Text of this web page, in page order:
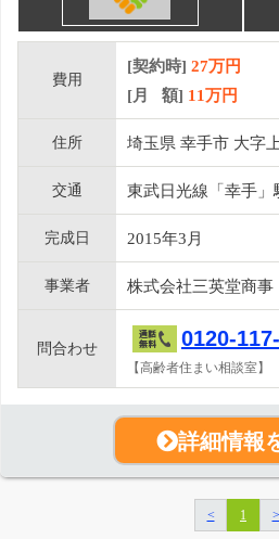
費用
[契約時] 27万円
[月 額] 11万円
住所 埼玉県 幸手市 大字
交通 東武日光線「幸手
完成日 2015年3月
事業者 株式会社三英堂商事
問合わせ 0120-
【高齢者住まい相談室】
詳細情報
< 1 >